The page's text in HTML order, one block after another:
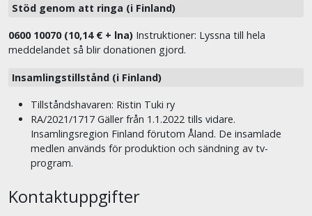
Stöd genom att ringa (i Finland)
0600 10070 (10,14 € + lna) Instruktioner: Lyssna till hela
meddelandet så blir donationen gjord.
Insamlingstillstånd (i Finland)
Tillståndshavaren: Ristin Tuki ry
RA/2021/1717 Gäller från 1.1.2022 tills vidare.
Insamlingsregion Finland förutom Åland. De insamlade
medlen används för produktion och sändning av tv-
program.
Kontaktuppgifter